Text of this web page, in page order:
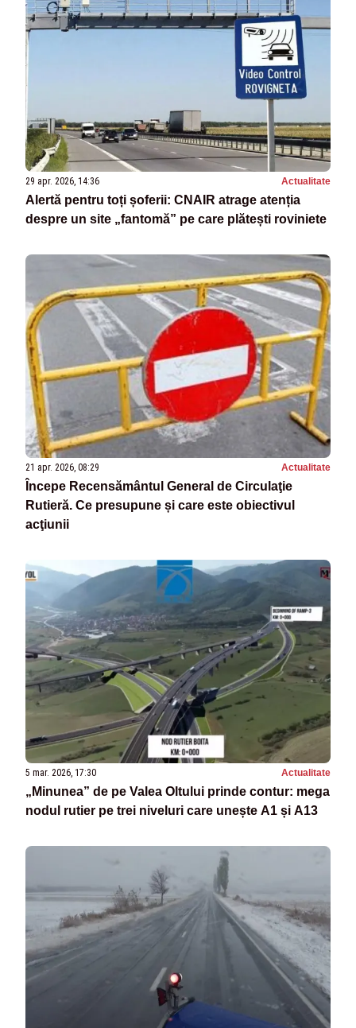
29 apr. 2026, 14:36 Actualitate
Alertă pentru toți șoferii: CNAIR atrage atenția
despre un site „fantomă” pe care plătești roviniete
21 apr. 2026, 08:29 Actualitate
Începe Recensământul General de Circulaţie
Rutieră. Ce presupune și care este obiectivul
acţiunii
5 mar. 2026, 17:30 Actualitate
„Minunea” de pe Valea Oltului prinde contur: mega
nodul rutier pe trei niveluri care unește A1 și A13